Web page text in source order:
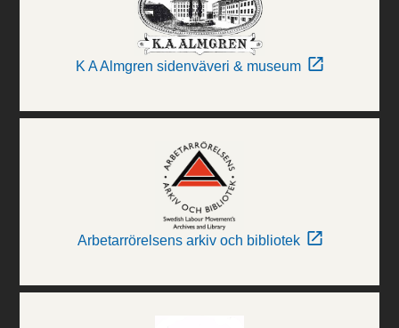
K A Almgren sidenväveri & museum
Arbetarrörelsens arkiv och bibliotek